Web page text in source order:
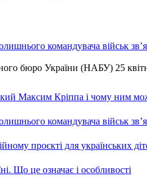
командувача військ
бюро України (НАБУ) 25
Максим Кріппа і чому ним
командувача військ
проєкті для українських
Що це означає і особливості